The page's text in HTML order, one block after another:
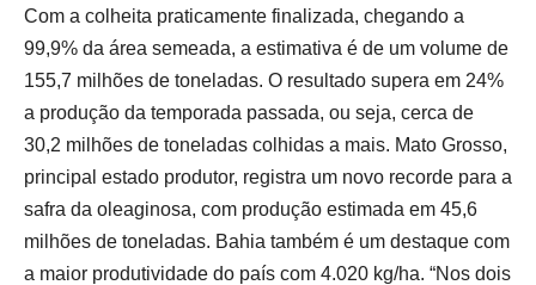
Com a colheita praticamente finalizada, chegando a
99,9% da área semeada, a estimativa é de um volume de
155,7 milhões de toneladas. O resultado supera em 24%
a produção da temporada passada, ou seja, cerca de
30,2 milhões de toneladas colhidas a mais. Mato Grosso,
principal estado produtor, registra um novo recorde para a
safra da oleaginosa, com produção estimada em 45,6
milhões de toneladas. Bahia também é um destaque com
a maior produtividade do país com 4.020 kg/ha. “Nos dois